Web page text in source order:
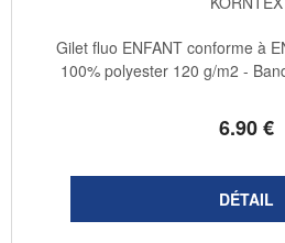
6.90€
Gilet fluo ENFANT conforme à
100% polyester 120 g/m2 -